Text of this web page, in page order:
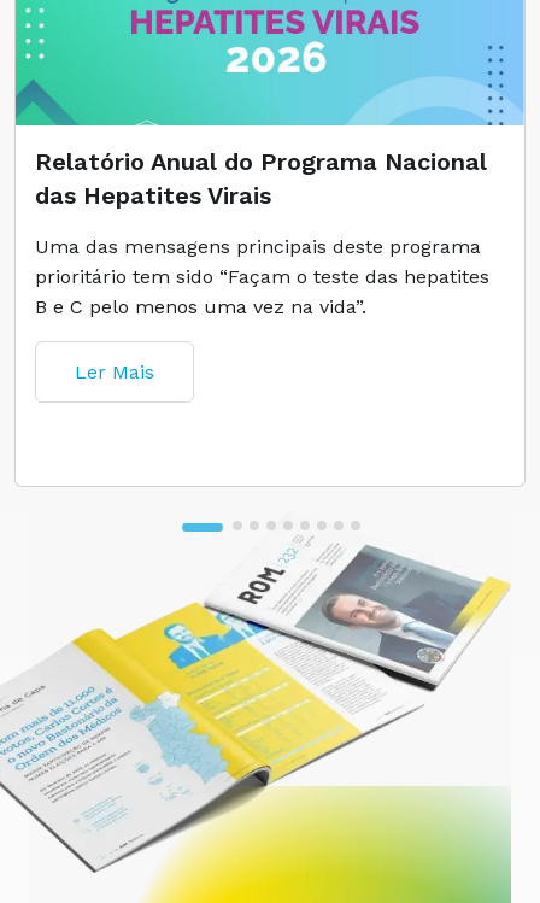
Relatório Anual do Programa Nacional
das Hepatites Virais
Uma das mensagens principais deste programa
prioritário tem sido “Façam o teste das hepatites
B e C pelo menos uma vez na vida”.
Ler Mais